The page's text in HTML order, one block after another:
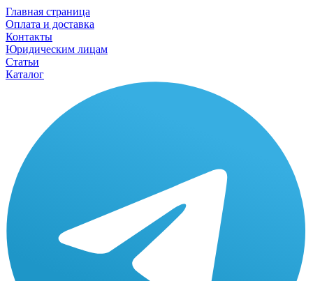
Главная страница
Оплата и доставка
Контакты
Юридическим лицам
Статьи
Каталог